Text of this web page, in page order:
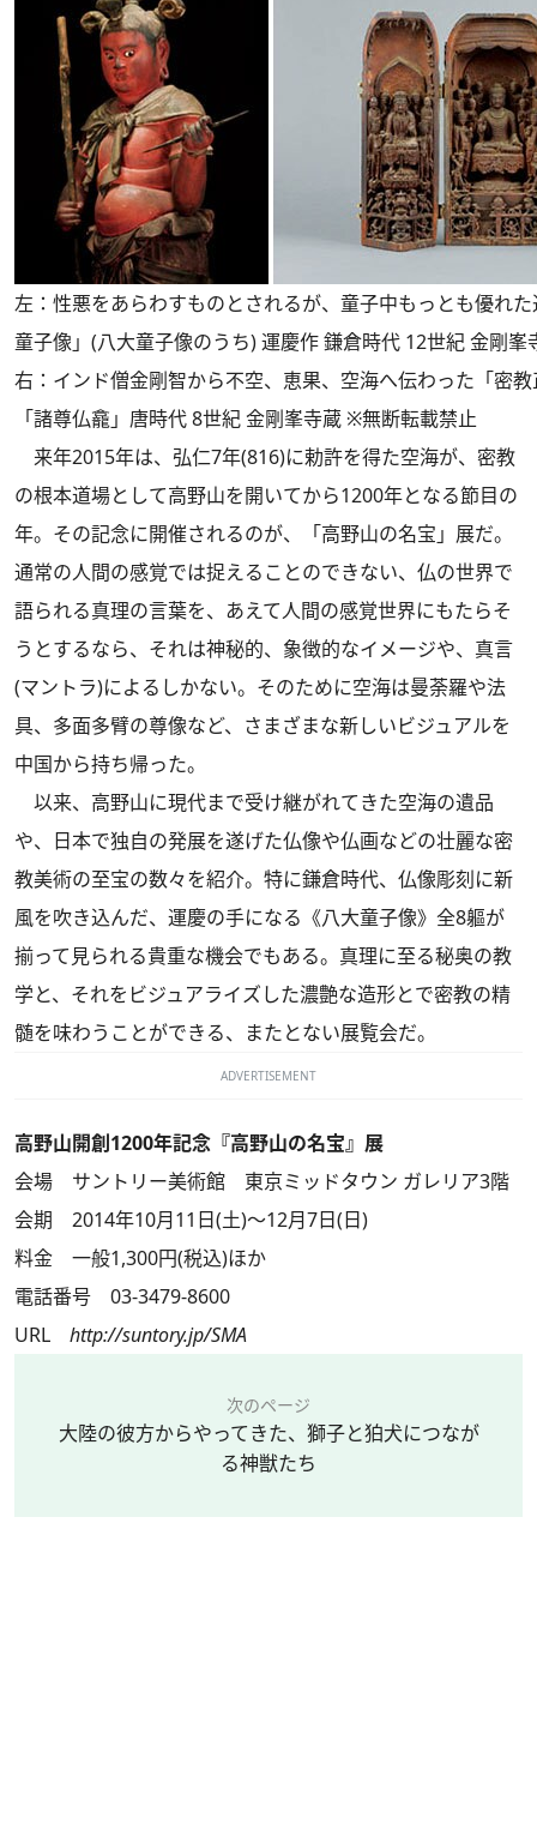
左：性悪をあらわすものとされるが、童子中もっとも優れ
童子像」(八大童子像のうち) 運慶作 鎌倉時代 12世紀 金剛
右：インド僧金剛智から不空、恵果、空海へ伝わった「密
「諸尊仏龕」唐時代 8世紀 金剛峯寺蔵 ※無断転載禁止
来年2015年は、弘仁7年(816)に勅許を得た空海が、密教
の根本道場として高野山を開いてから1200年となる節目の
年。その記念に開催されるのが、「高野山の名宝」展だ。
通常の人間の感覚では捉えることのできない、仏の世界で
語られる真理の言葉を、あえて人間の感覚世界にもたらそ
うとするなら、それは神秘的、象徴的なイメージや、真言
(マントラ)によるしかない。そのために空海は曼荼羅や法
具、多面多臂の尊像など、さまざまな新しいビジュアルを
中国から持ち帰った。
以来、高野山に現代まで受け継がれてきた空海の遺品
や、日本で独自の発展を遂げた仏像や仏画などの壮麗な密
教美術の至宝の数々を紹介。特に鎌倉時代、仏像彫刻に新
風を吹き込んだ、運慶の手になる《八大童子像》全8軀が
揃って見られる貴重な機会でもある。真理に至る秘奥の教
学と、それをビジュアライズした濃艶な造形とで密教の精
髄を味わうことができる、またとない展覧会だ。
ADVERTISEMENT
高野山開創1200年記念『高野山の名宝』展
会場 サントリー美術館 東京ミッドタウン ガレリア3階
会期 2014年10月11日(土)～12月7日(日)
料金 一般1,300円(税込)ほか
電話番号 03-3479-8600
URL http://suntory.jp/SMA
次のページ
大陸の彼方からやってきた、獅子と狛犬につなが
る神獣たち